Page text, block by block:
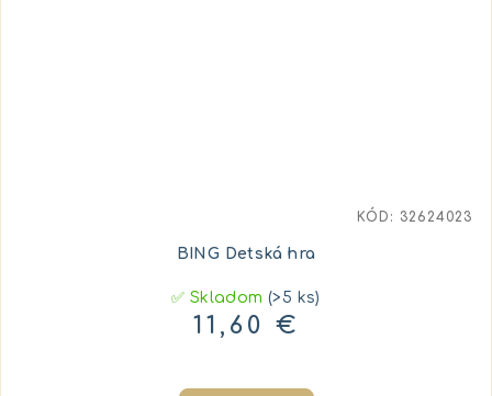
BING Detská hra
✅ Skladom(>5 ks)
11,60 €
KÓD: 32624023